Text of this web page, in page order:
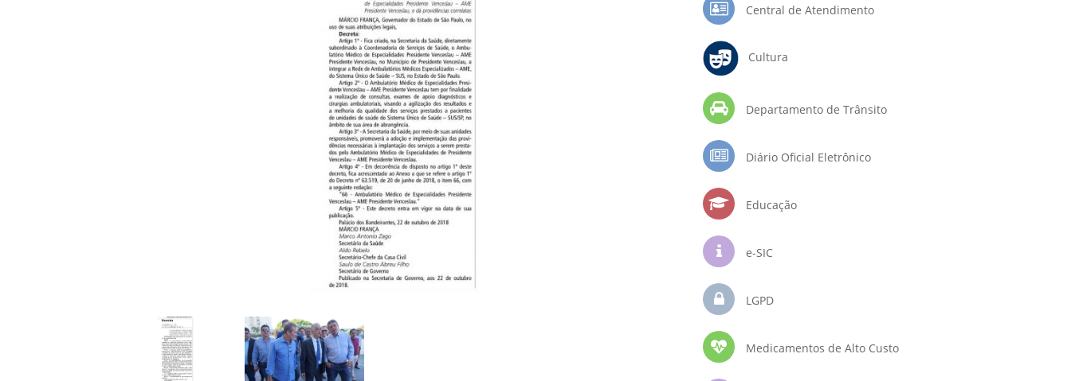
Central de Atendimento
Cultura
Departamento de Trânsito
Diário Oficial Eletrônico
Educação
e-SIC
LGPD
Medicamentos de Alto Custo